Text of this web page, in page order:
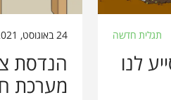
תגלית חדשה
לנו
24 באוגוסט, 2021
הנדסת
מערכת